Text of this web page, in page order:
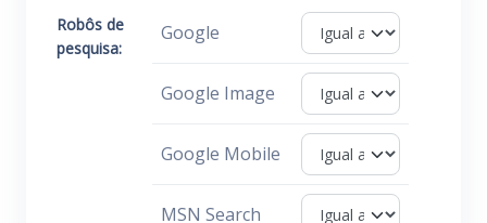
Robôs de
pesquisa:
Google
Google Image
Google Mobile
MSN Search